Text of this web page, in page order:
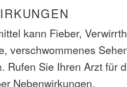
kann Fieber,
verschwommenes
Rufen Sie Ihren Arzt für
Nebenwirkungen.